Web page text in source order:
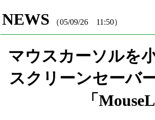
NEWS （05/09/26 11:50）
マウスカーソルを
スクリーンセーバ
「